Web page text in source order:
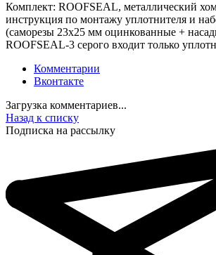
Комплект: ROOFSEAL, металлический
инструкция по монтажу уплотнителя и
(саморезы 23x25 мм оцинкованные +
ROOFSEAL-3 серого входит только
Комментарии
Вконтакте
Загрузка комментариев...
Назад к списку
Подписка на рассылку